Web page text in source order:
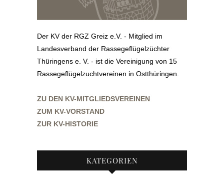
Der KV der RGZ Greiz e.V. - Mitglied im
Landesverband der Rassegeflügelzüchter
Thüringens e. V. - ist die Vereinigung von 15
Rassegeflügelzuchtvereinen in Ostthüringen.
ZU DEN KV-MITGLIEDSVEREINEN
ZUM KV-VORSTAND
ZUR KV-HISTORIE
KATEGORIEN